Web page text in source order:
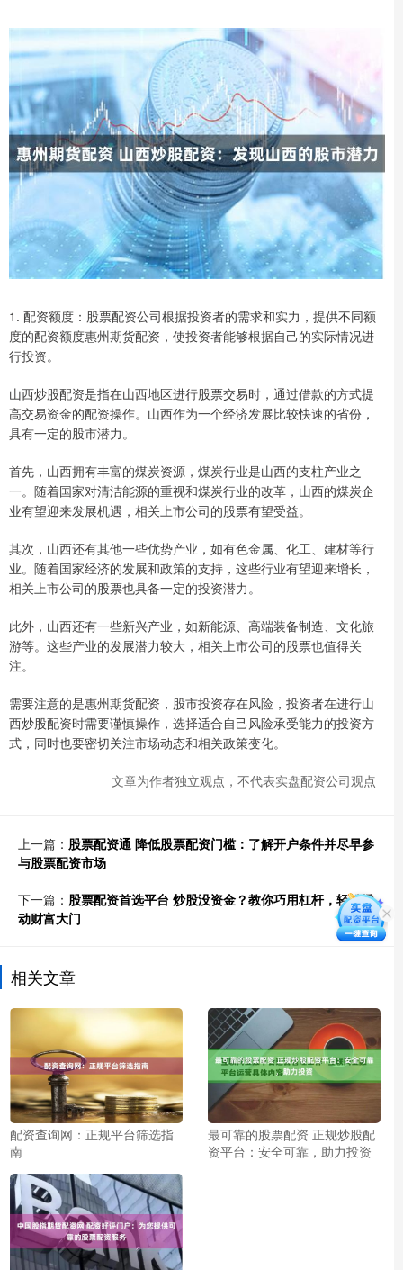
1. 配资额度：股票配资公司根据投资者的需求和实力，提供不同额
度的配资额度惠州期货配资，使投资者能够根据自己的实际情况进
行投资。
山西炒股配资是指在山西地区进行股票交易时，通过借款的方式提
高交易资金的配资操作。山西作为一个经济发展比较快速的省份，
具有一定的股市潜力。
首先，山西拥有丰富的煤炭资源，煤炭行业是山西的支柱产业之
一。随着国家对清洁能源的重视和煤炭行业的改革，山西的煤炭企
业有望迎来发展机遇，相关上市公司的股票有望受益。
其次，山西还有其他一些优势产业，如有色金属、化工、建材等行
业。随着国家经济的发展和政策的支持，这些行业有望迎来增长，
相关上市公司的股票也具备一定的投资潜力。
此外，山西还有一些新兴产业，如新能源、高端装备制造、文化旅
游等。这些产业的发展潜力较大，相关上市公司的股票也值得关
注。
需要注意的是惠州期货配资，股市投资存在风险，投资者在进行山
西炒股配资时需要谨慎操作，选择适合自己风险承受能力的投资方
式，同时也要密切关注市场动态和相关政策变化。
文章为作者独立观点，不代表实盘配资公司观点
上一篇： 股票配资通 降低股票配资门槛：了解开户条件并尽早参
与股票配资市场
下一篇： 股票配资首选平台 炒股没资金？教你巧用杠杆，轻松撬
动财富大门
相关文章
配资查询网：正规平台筛选指
南
最可靠的股票配资 正规炒股配
资平台：安全可靠，助力投资